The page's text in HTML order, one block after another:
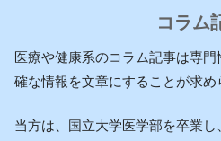
コラム
医療や健康系のコラム記事は専
確な情報を文章にすることが求め
当方は、国立大学医学部を卒業